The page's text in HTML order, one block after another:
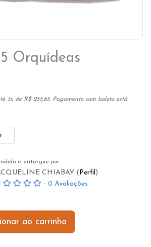
Orquídeas
3x de R$ 255,65. Pagamento com boleto está
e entregue por
CHIABAY ( Perfil )
- 0 Avaliações
ao carrinho